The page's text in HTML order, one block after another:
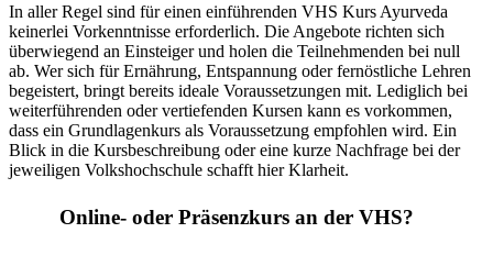
In aller Regel sind für einen einführenden VHS Kurs Ayurveda
keinerlei Vorkenntnisse erforderlich. Die Angebote richten sich
überwiegend an Einsteiger und holen die Teilnehmenden bei null
ab. Wer sich für Ernährung, Entspannung oder fernöstliche Lehren
begeistert, bringt bereits ideale Voraussetzungen mit. Lediglich bei
weiterführenden oder vertiefenden Kursen kann es vorkommen,
dass ein Grundlagenkurs als Voraussetzung empfohlen wird. Ein
Blick in die Kursbeschreibung oder eine kurze Nachfrage bei der
jeweiligen Volkshochschule schafft hier Klarheit.
Online- oder Präsenzkurs an der VHS?